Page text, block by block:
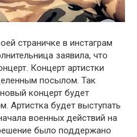
страничке в инстаграм
заявила, что
Концерт артистки
посылом. Так
концерт будет
Артистка будет выступать
вօенных действий на
было поддержано